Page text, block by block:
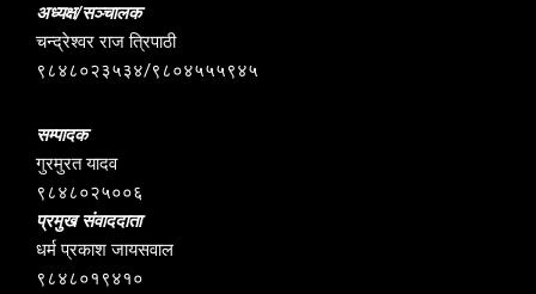
अध्यक्ष/सञ्चालक
चन्द्रेश्वर राज त्रिपाठी
९८४८०२३५३४/९८०४५५५९४५
सम्पादक
गुरमुरत यादव
९८४८०२५००६
प्रमुख संवाददाता
धर्म प्रकाश जायसवाल
९८४८०१९४१०